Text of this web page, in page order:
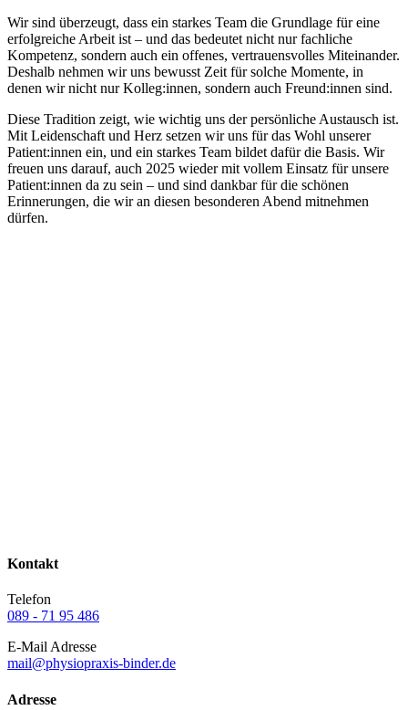
Wir sind überzeugt, dass ein starkes Team die Grundlage für eine
erfolgreiche Arbeit ist – und das bedeutet nicht nur fachliche
Kompetenz, sondern auch ein offenes, vertrauensvolles Miteinander.
Deshalb nehmen wir uns bewusst Zeit für solche Momente, in
denen wir nicht nur Kolleg:innen, sondern auch Freund:innen sind.
Diese Tradition zeigt, wie wichtig uns der persönliche Austausch ist.
Mit Leidenschaft und Herz setzen wir uns für das Wohl unserer
Patient:innen ein, und ein starkes Team bildet dafür die Basis. Wir
freuen uns darauf, auch 2025 wieder mit vollem Einsatz für unsere
Patient:innen da zu sein – und sind dankbar für die schönen
Erinnerungen, die wir an diesen besonderen Abend mitnehmen
dürfen.
Kontakt
Telefon
089 - 71 95 486
E-Mail Adresse
mail@physiopraxis-binder.de
Adresse